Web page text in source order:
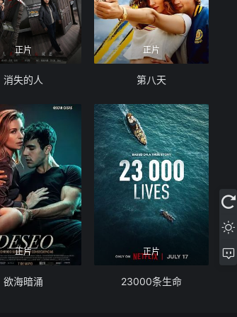
正片
消失的人
正片
第八天
正片
欲海暗涌
正片
23000条生命